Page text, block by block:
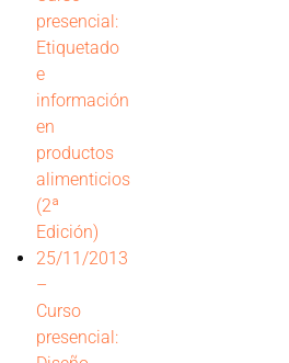
presencial:
Etiquetado
e
información
en
productos
alimenticios
(2ª
Edición)
25/11/2013
–
Curso
presencial: